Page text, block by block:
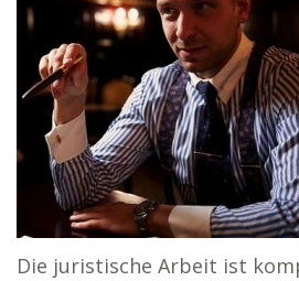
Die juristische Arbeit ist